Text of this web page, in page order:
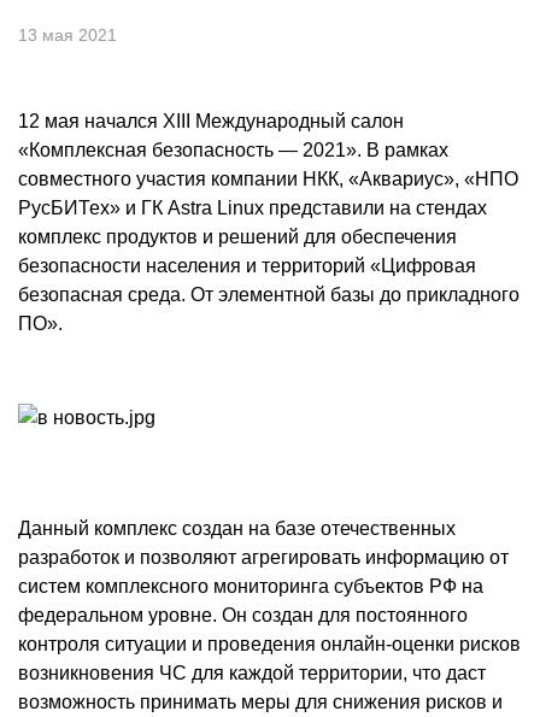
13 мая 2021
12 мая начался XIII Международный салон
«Комплексная безопасность — 2021». В рамках
совместного участия компании НКК, «Аквариус», «НПО
РусБИТех» и ГК Astra Linux представили на стендах
комплекс продуктов и решений для обеспечения
безопасности населения и территорий «Цифровая
безопасная среда. От элементной базы до прикладного
ПО».
Данный комплекс создан на базе отечественных
разработок и позволяют агрегировать информацию от
систем комплексного мониторинга субъектов РФ на
федеральном уровне. Он создан для постоянного
контроля ситуации и проведения онлайн-оценки рисков
возникновения ЧС для каждой территории, что даст
возможность принимать меры для снижения рисков и